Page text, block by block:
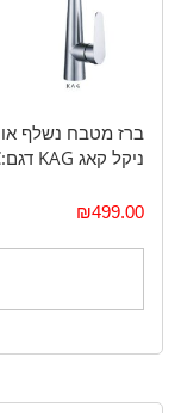
ברז מטבח נשלף
ניקל קאג KAG דגם:4732C
₪499.00